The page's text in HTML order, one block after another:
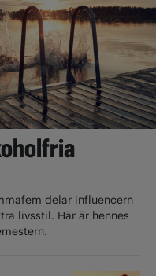
delar influencern
livsstil. Här är hennes